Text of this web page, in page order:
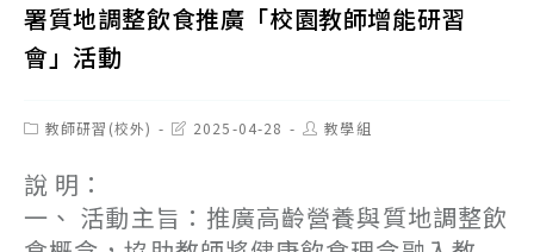
署質地調整飲食推廣「校園教師增能研習
會」活動
Post教師研習(校外)
Post2025-04-28
Post教學組
說 明：
一、 活動主旨：推廣高齡營養與質地調整飲